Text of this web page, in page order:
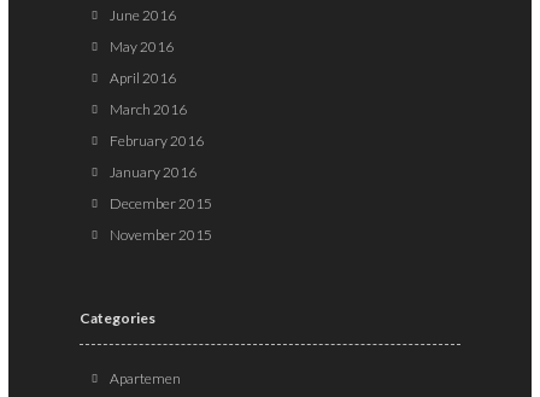
June 2016
May 2016
April 2016
March 2016
February 2016
January 2016
December 2015
November 2015
Categories
Apartemen